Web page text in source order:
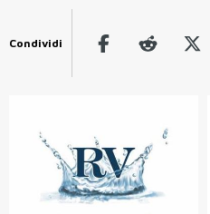
Condividi